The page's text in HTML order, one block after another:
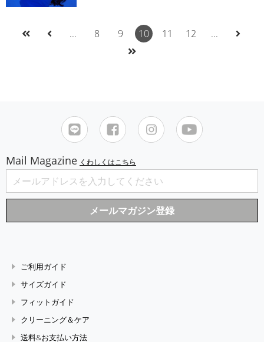
... 8 9 10 11 12 ...
Mail Magazine くわしくはこちら
ご利用ガイド
サイズガイド
フィットガイド
クリーニング＆ケア
送料&お支払い方法